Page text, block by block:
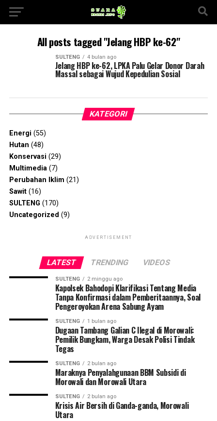
All posts tagged "Jelang HBP ke-62"
SULTENG 4 bulan ago
Jelang HBP ke-62, LPKA Palu Gelar Donor Darah
Massal sebagai Wujud Kepedulian Sosial
KATEGORI
Energi (55)
Hutan (48)
Konservasi (29)
Multimedia(7)
Perubahan Iklim (21)
Sawit(16)
SULTENG (170)
Uncategorized (9)
ADVERTISEMENT
LATEST TRENDING VIDEOS
SULTENG 2 minggu ago
Kapolsek Bahodopi Klarifikasi Tentang Media
Tanpa Konfirmasi dalam Pemberitaannya, Soal
Pengeroyokan Arena Sabung Ayam
SULTENG 1 bulan ago
Dugaan Tambang Galian C Ilegal di Morowali:
Pemilik Bungkam, Warga Desak Polisi Tindak
Tegas
SULTENG 2 bulan ago
Maraknya Penyalahgunaan BBM Subsidi di
Morowali dan Morowali Utara
SULTENG 2 bulan ago
Krisis Air Bersih di Ganda-ganda, Morowali
Utara